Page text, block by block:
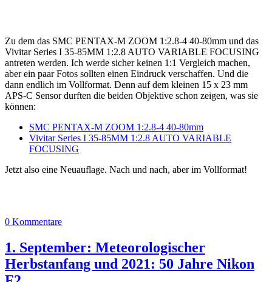
Zu dem das SMC PENTAX-M ZOOM 1:2.8-4 40-80mm und das
Vivitar Series I 35-85MM 1:2.8 AUTO VARIABLE FOCUSING
antreten werden. Ich werde sicher keinen 1:1 Vergleich machen,
aber ein paar Fotos sollten einen Eindruck verschaffen. Und die
dann endlich im Vollformat. Denn auf dem kleinen 15 x 23 mm
APS-C Sensor durften die beiden Objektive schon zeigen, was sie
können:
SMC PENTAX-M ZOOM 1:2.8-4 40-80mm
Vivitar Series I 35-85MM 1:2.8 AUTO VARIABLE
FOCUSING
Jetzt also eine Neuauflage. Nach und nach, aber im Vollformat!
0 Kommentare
1. September: Meteorologischer
Herbstanfang und 2021: 50 Jahre Nikon